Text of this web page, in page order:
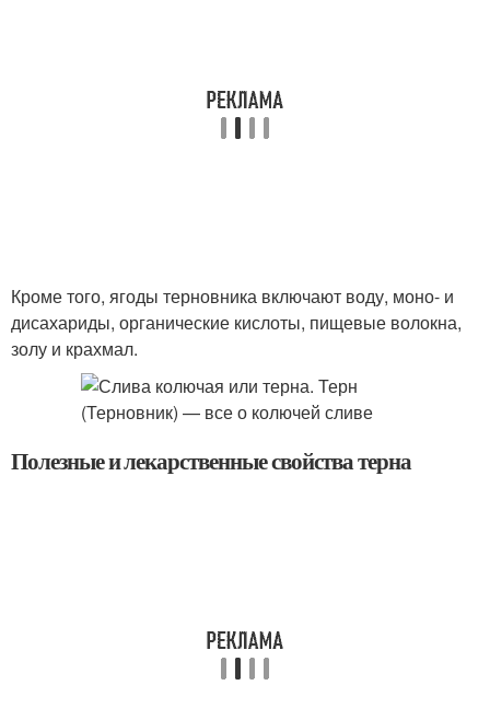
Кроме того, ягоды терновника включают воду, моно- и
дисахариды, органические кислоты, пищевые волокна,
золу и крахмал.
Полезные и лекарственные свойства терна